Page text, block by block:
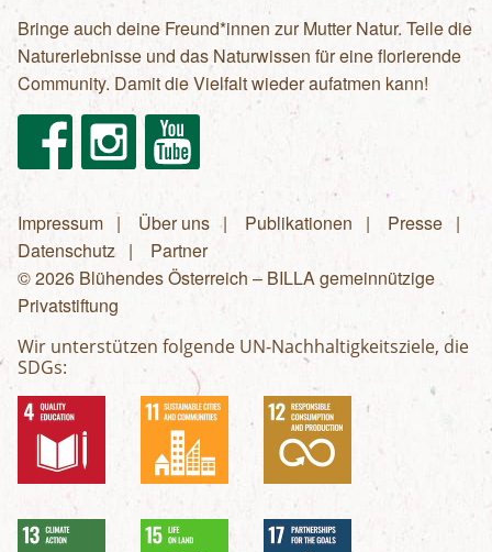
Bringe auch deine Freund*innen zur Mutter Natur. Teile die
Naturerlebnisse und das Naturwissen für eine florierende
Community. Damit die Vielfalt wieder aufatmen kann!
FacebookInstagram Youtube
Fußzeilenmenü
Impressum Über uns Publikationen
Presse
Datenschutz
Partner
© 2026 Blühendes Österreich – BILLA gemeinnützige
Privatstiftung
Wir unterstützen folgende UN-Nachhaltigkeitsziele, die
SDGs: